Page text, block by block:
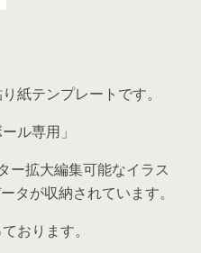
紙テンプレートです。
ル専用」
ー拡大編集可能なイラス
タが収納されています。
おります。